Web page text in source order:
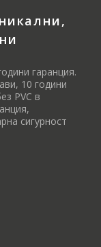
гаранция.
10 години
PVC в
сигурност